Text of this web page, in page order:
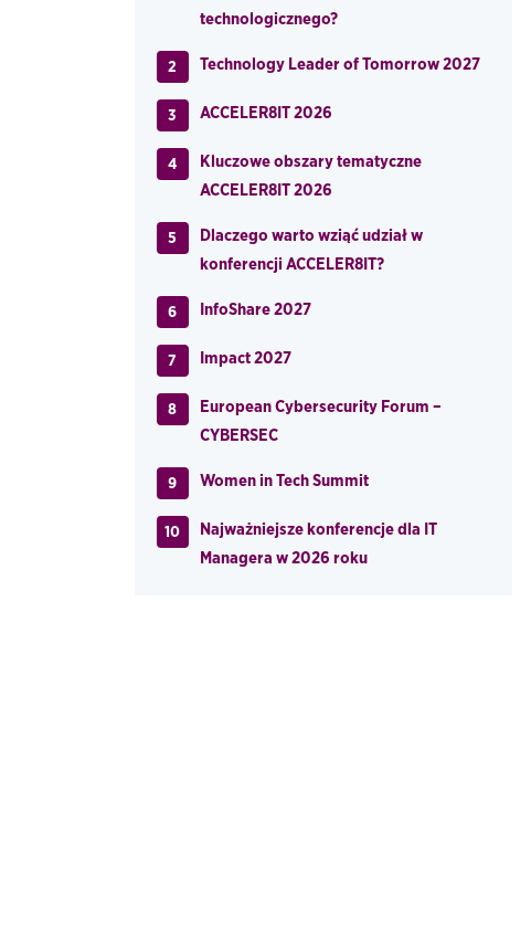
technologicznego?
2 Technology Leader of Tomorrow 2027
3 ACCELER8IT 2026
4
Kluczowe obszary tematyczne
ACCELER8IT 2026
5
Dlaczego warto wziąć udział w
konferencji ACCELER8IT?
6 InfoShare 2027
7 Impact 2027
8
European Cybersecurity Forum –
CYBERSEC
9 Women in Tech Summit
10
Najważniejsze konferencje dla IT
Managera w 2026 roku